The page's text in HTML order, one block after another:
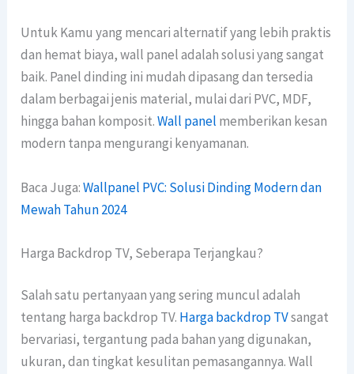
Untuk Kamu yang mencari alternatif yang lebih praktis
dan hemat biaya, wall panel adalah solusi yang sangat
baik. Panel dinding ini mudah dipasang dan tersedia
dalam berbagai jenis material, mulai dari PVC, MDF,
hingga bahan komposit.Wall panel memberikan kesan
modern tanpa mengurangi kenyamanan.
Baca Juga:Wallpanel PVC: Solusi Dinding Modern dan
Mewah Tahun 2024
Harga Backdrop TV, Seberapa Terjangkau?
Salah satu pertanyaan yang sering muncul adalah
tentang harga backdrop TV. Harga backdrop TVsangat
bervariasi, tergantung pada bahan yang digunakan,
ukuran, dan tingkat kesulitan pemasangannya. Wall